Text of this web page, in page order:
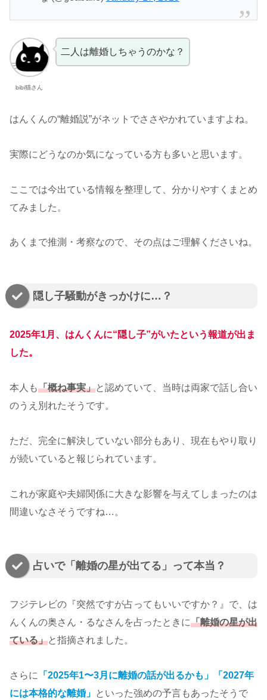
bibi猫さん
二人は離婚しちゃうのかな？
はんくんの“離婚説”がネットでささやかれていますよね。
実際にどうなのか気になっている方も多いと思います。
ここでは今出ている情報を整理して、分かりやすくまとめ
てみました。
あくまで推測・考察なので、その点はご理解くださいね。
隠し子騒動がきっかけに…？
2025年1月、はんくんに“隠し子”がいたという報道が出ま
した。
本人も「概ね事実」と認めていて、当時は両家で話し合い
のうえ別れたそうです。
ただ、完全に解決していない部分もあり、現在もやり取り
が続いていると報じられています。
これが家庭や夫婦関係に大きな影響を与えてしまったのは
間違いなさそうですね…。
占いで「離婚の星が出てる」って本当？
フジテレビの『突然ですが占ってもいいですか？』で、は
んくんの奥さん・るなさんを占ったときに「離婚の星が出
ている」と指摘されました。
さらに
「2025年1〜3月に離婚の話が出るかも」「2027年
には本格的な離婚」
といった強めの予言もあったそうで